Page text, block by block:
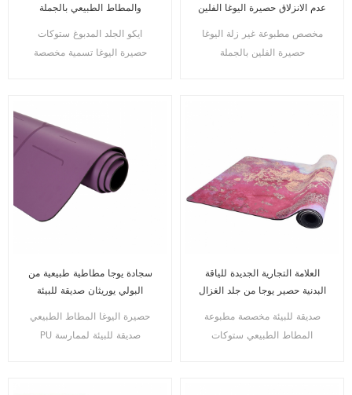
والمطاط الطبيعي بالجملة
ايكو الجلد المدبوغ ستوكات
حصيرة اليوغا تسمية مخصصة
عدم الانزلاق حصيرة اليوغا الفلين
مخصص مطبوعة غير زلة اليوغا
حصيرة الفلين بالجملة
سجادة يوجا مطاطية طبيعية من
البولي يوريثان صديقة للبيئة
حصيرة اليوغا المطاط الطبيعي
PU صديقة للبيئة لممارسة
العلامة التجارية الجديدة للياقة
البدنية حصير يوجا من جلد الغزال
صديقة للبيئة مخصصة مطبوعة
المطاط الطبيعي ستوكات